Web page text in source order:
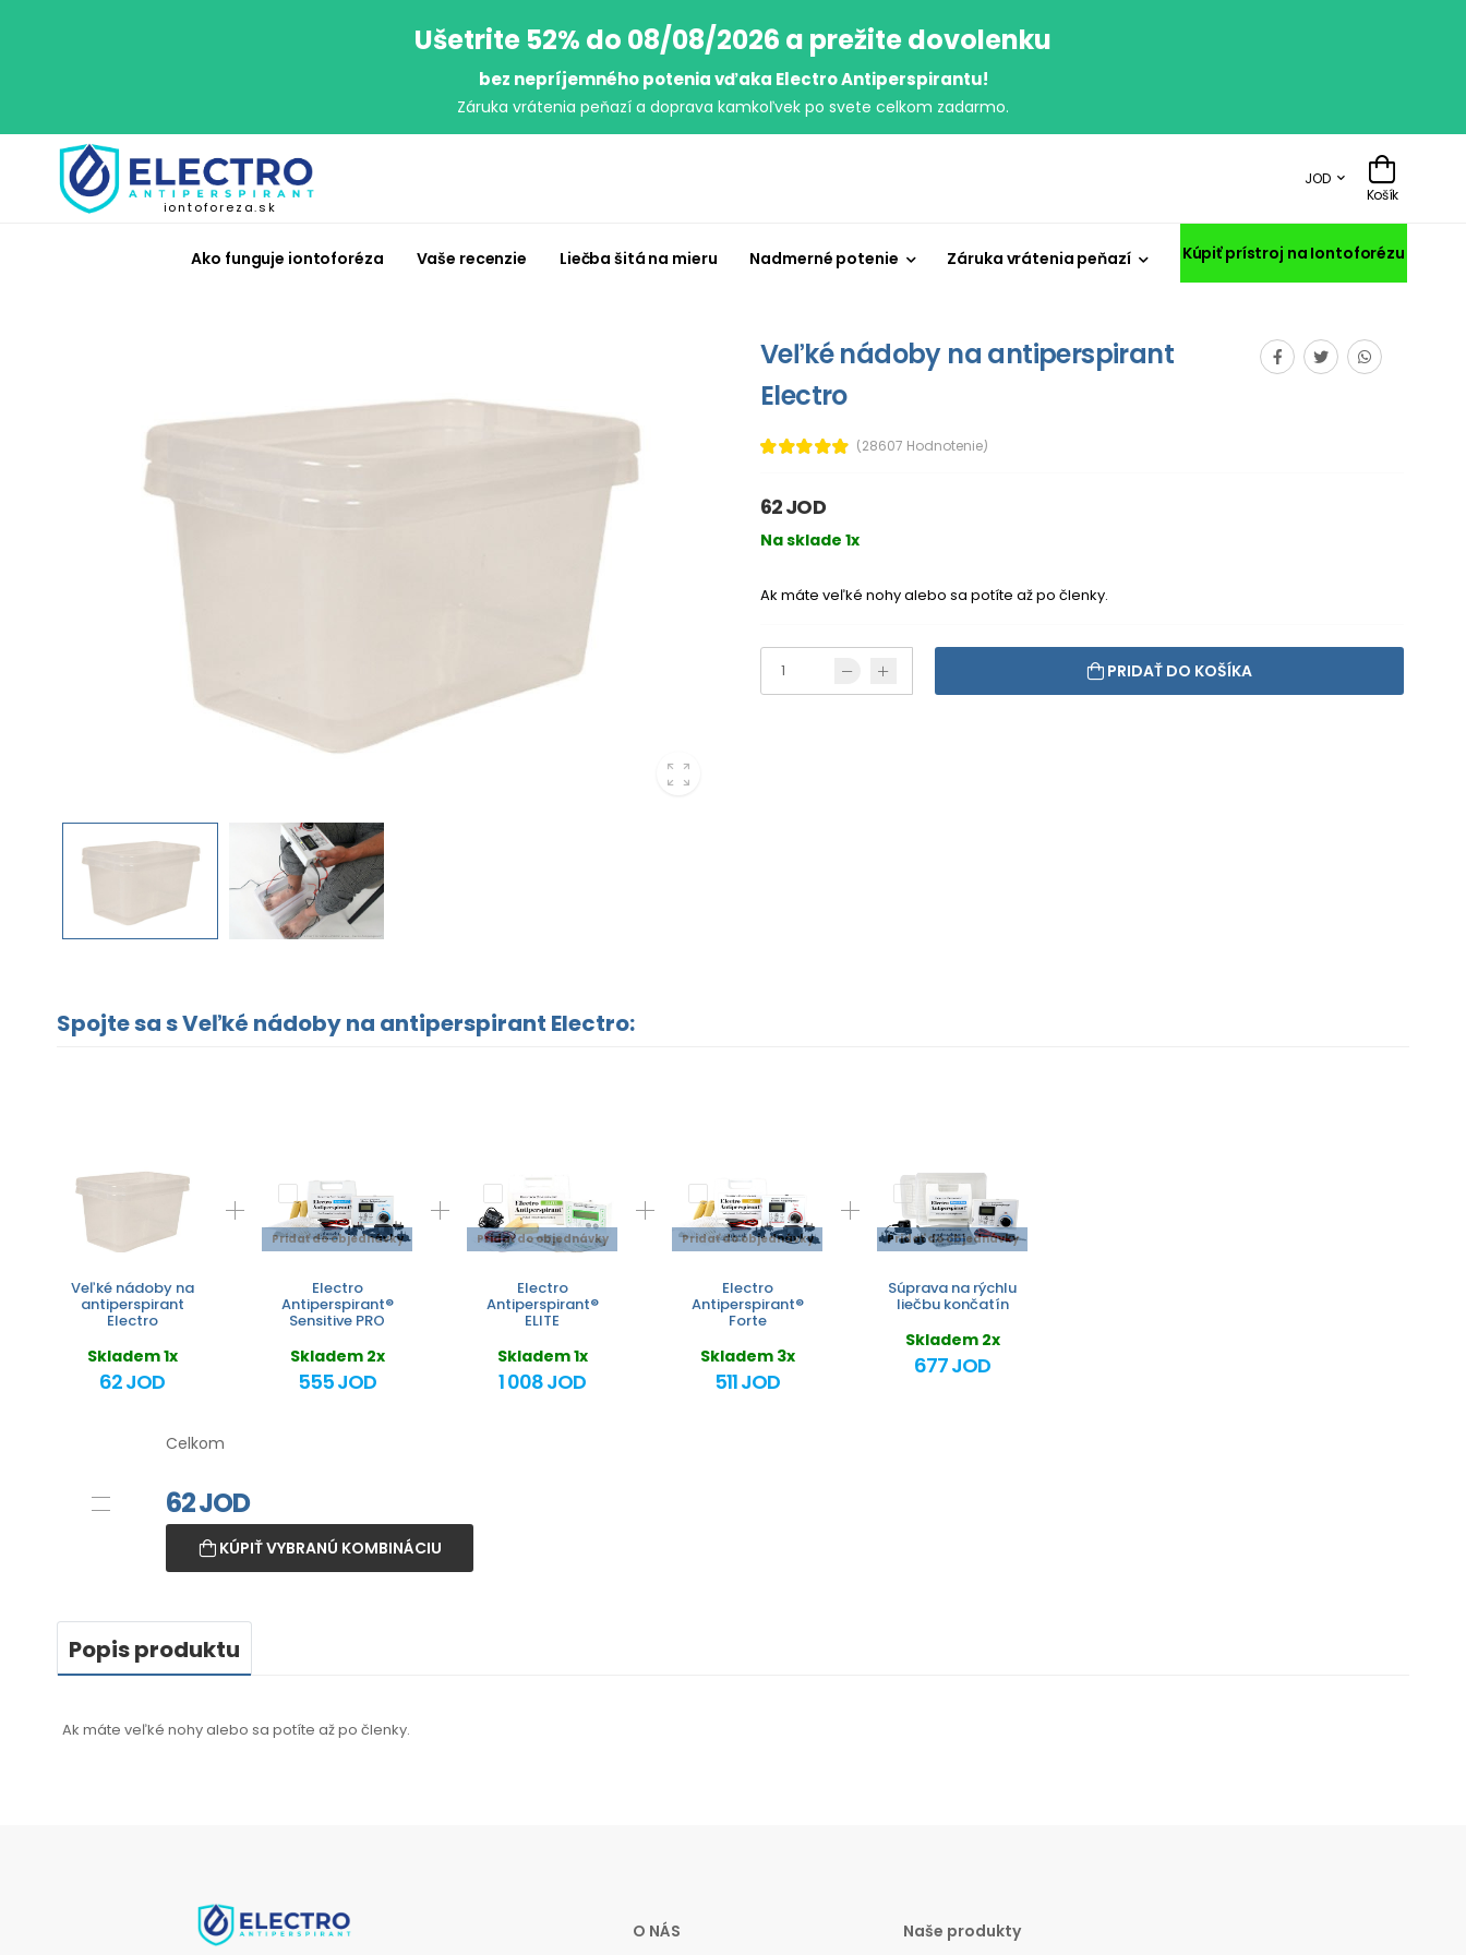
Ušetrite 52% do 08/08/2026 a prežite dovolenku
bez nepríjemného potenia vďaka Electro Antiperspirantu!
Záruka vrátenia peňazí a doprava kamkoľvek po svete celkom zadarmo.
iontoforeza.sk
JOD
Košík
Ako funguje iontoforéza Vaše recenzie Liečba šitá na mieru Nadmerné potenie Záruka vrátenia peňazí Kúpiť prístroj na Iontoforézu
Veľké nádoby na antiperspirant
Electro
(28607 Hodnotenie)
62 JOD
Na sklade 1x
Ak máte veľké nohy alebo sa potíte až po členky.
PRIDAŤ DO KOŠÍKA
Spojte sa s Veľké nádoby na antiperspirant Electro:
Veľké nádoby na
antiperspirant
Electro
Skladem 1x
62 JOD
Pridať do objednávky
Electro
Antiperspirant®
Sensitive PRO
Skladem 2x
555 JOD
Pridať do objednávky
Electro
Antiperspirant®
ELITE
Skladem 1x
1 008 JOD
Pridať do objednávky
Electro
Antiperspirant®
Forte
Skladem 3x
511 JOD
Pridať do objednávky
Súprava na rýchlu
liečbu končatín
Skladem 2x
677 JOD
Celkom
62JOD
KÚPIŤ VYBRANÚ KOMBINÁCIU
Popis produktu
Ak máte veľké nohy alebo sa potíte až po členky.
O NÁS Naše produkty